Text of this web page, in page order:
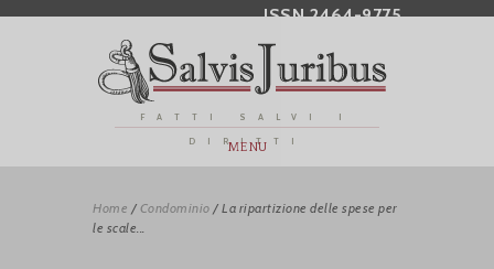
ISSN 2464-9775
FATTI SALVI I
DIRITTI
MENU
Home / Condominio / La ripartizione delle spese per
le scale...